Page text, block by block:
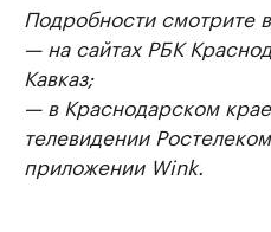
Подробности смотрите
— на сайтах РБК
Кавказ;
— в Краснодарском
телевидении
приложении Wink.